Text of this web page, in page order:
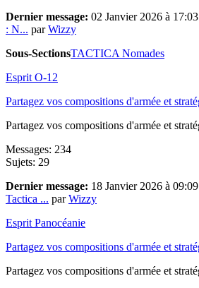
Dernier message: 02 Janvier 2026 à
: N... parWizzy
Sous-SectionsTACTICA Nomades
Esprit O-12
Partagez vos compositions d'armée et
Partagez vos compositions d'armée et
Messages: 234
Sujets: 29
Dernier message: 18 Janvier 2026 à
Tactica ... parWizzy
Esprit Panocéanie
Partagez vos compositions d'armée et
Partagez vos compositions d'armée et